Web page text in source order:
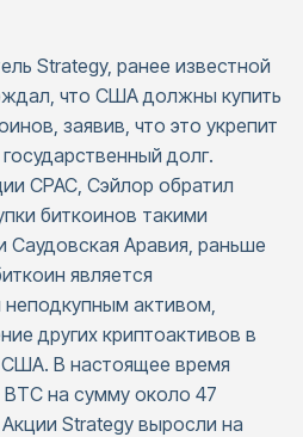
Strategy, ранее известной
что США должны купить
заявив, что это укрепит
долг.
CPAC, Сэйлор обратил
биткоинов такими
Саудовская Аравия, раньше
является
активом,
других криптоактивов в
США. В настоящее время
на сумму около 47
Strategy выросли на